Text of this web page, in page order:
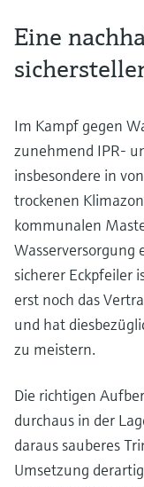
Eine
Im Kampf gegen
zunehmend IPR-
insbesondere in
trockenen
kommunalen
Wasserversorgung
sicherer Eckpfeiler
erst noch das
und hat
zu meistern.
Die richtigen
durchaus in der
daraus sauberes
Umsetzung